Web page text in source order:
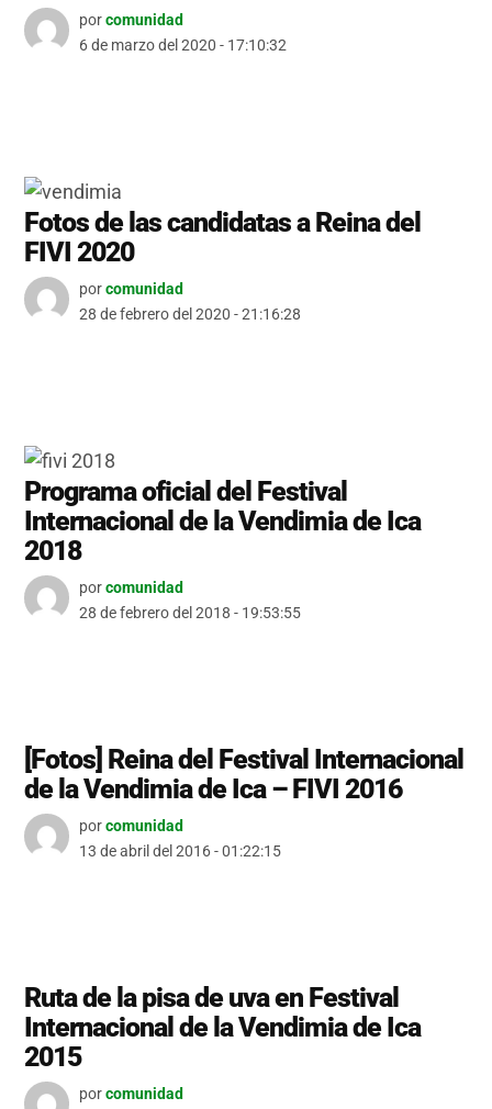
porcomunidad
6 de marzo del 2020 - 17:10:32
Fotos de las candidatas a Reina del
FIVI 2020
porcomunidad
28 de febrero del 2020 - 21:16:28
Programa oficial del Festival
Internacional de la Vendimia de Ica
2018
porcomunidad
28 de febrero del 2018 - 19:53:55
[Fotos] Reina del Festival Internacional
de la Vendimia de Ica – FIVI 2016
porcomunidad
13 de abril del 2016 - 01:22:15
Ruta de la pisa de uva en Festival
Internacional de la Vendimia de Ica
2015
porcomunidad